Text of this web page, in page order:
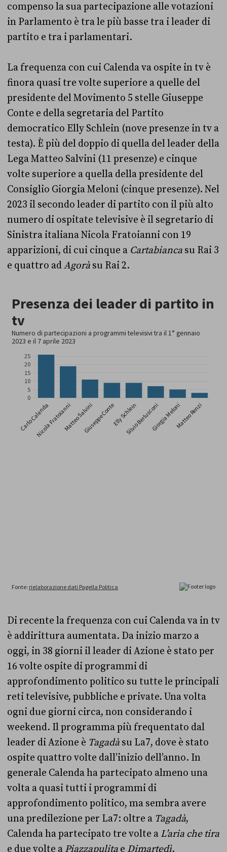
compenso la sua partecipazione alle votazioni
in Parlamento è tra le più basse tra i leader di
partito e tra i parlamentari.
La frequenza con cui Calenda va ospite in tv è
finora quasi tre volte superiore a quelle del
presidente del Movimento 5 stelle Giuseppe
Conte e della segretaria del Partito
democratico Elly Schlein (nove presenze in tv a
testa). È più del doppio di quella del leader della
Lega Matteo Salvini (11 presenze) e cinque
volte superiore a quella della presidente del
Consiglio Giorgia Meloni (cinque presenze). Nel
2023 il secondo leader di partito con il più alto
numero di ospitate televisive è il segretario di
Sinistra italiana Nicola Fratoianni con 19
apparizioni, di cui cinque a Cartabianca su Rai 3
e quattro adAgorà su Rai 2.
Di recente la frequenza con cui Calenda va in tv
è addirittura aumentata. Da inizio marzo a
oggi, in 38 giorni il leader di Azione è stato per
16 volte ospite di programmi di
approfondimento politico su tutte le principali
reti televisive, pubbliche e private. Una volta
ogni due giorni circa, non considerando i
weekend. Il programma più frequentato dal
leader di Azione è Tagadà su La7, dove è stato
ospite quattro volte dall’inizio dell’anno. In
generale Calenda ha partecipato almeno una
volta a quasi tutti i programmi di
approfondimento politico, ma sembra avere
una predilezione per La7: oltre a Tagadà,
Calenda ha partecipato tre volte a L’aria che tira
e due volte a Piazzapulita e Dimartedì.